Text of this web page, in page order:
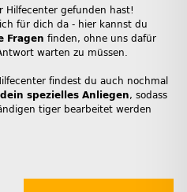
Hilfecenter gefunden hast!
für dich da - hier kannst du
Fragen finden, ohne uns dafür
warten zu müssen.
findest du auch nochmal
spezielles Anliegen, sodass
tiger bearbeitet werden